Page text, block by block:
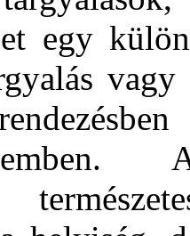
egy
vagy